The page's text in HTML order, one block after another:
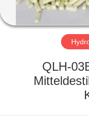
FABRIK-
AUSFLUG
QLH-